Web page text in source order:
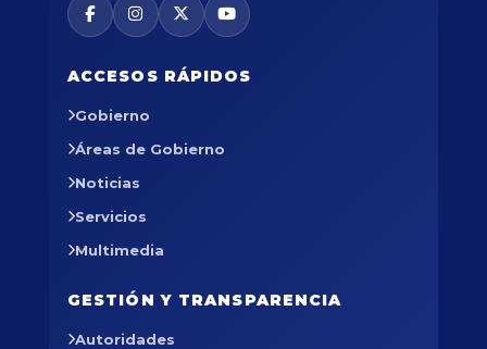
ACCESOS RÁPIDOS
Gobierno
Áreas de Gobierno
Noticias
Servicios
Multimedia
GESTIÓN Y TRANSPARENCIA
Autoridades